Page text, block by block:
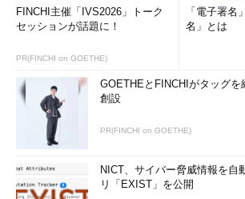
FINCHI主催「IVS2026」トーク
セッションが話題に！
PR(FINCHI on GOETHE)
「電子署名
名」とは
GOETHEとFINCHIがタッグを
創設
PR(FINCHI on GOETHE)
NICT、サイバー脅威情報を自
リ「EXIST」を公開